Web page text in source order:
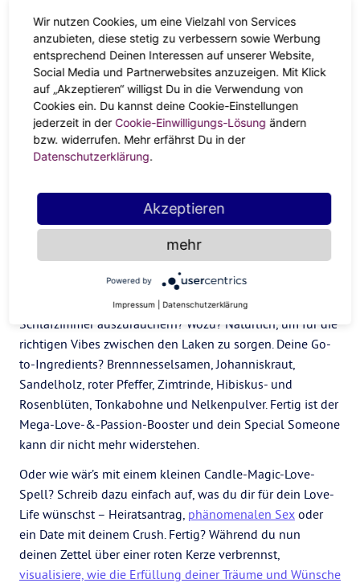
erschaffen.
Magischer Travel-Guide
Spring-Break verpasst? No Problemo! Schnapp dir deine
BFFoder ein paar andere Lieblingsmenschen und ab
geht’s auf ein Walpurgis-Getaway. Nach New Orleans, um
im French Quarter und Bayou auf den Spuren des Voodoo
zu wandeln, auf dem Brocken im Hartz mit echten Hexen
dem Mercado de las Brujas abgefahrene Zutaten für dein
Spezial-Anti-Heartbreak-Elixir shoppen – Hauptsache
witchy, magic und geheimnisvoll!
Schon mal überlegt vor der nächsten Sexy-Time dein
Schlafzimmer auszuräuchern? Wozu? Natürlich, um für die
richtigen Vibes zwischen den Laken zu sorgen. Deine Go-
to-Ingredients? Brennnesselsamen, Johanniskraut,
Sandelholz, roter Pfeffer, Zimtrinde, Hibiskus- und
Rosenblüten, Tonkabohne und Nelkenpulver. Fertig ist der
Mega-Love-&-Passion-Booster und dein Special Someone
kann dir nicht mehr widerstehen.
Oder wie wär’s mit einem kleinen Candle-Magic-Love-
Spell? Schreib dazu einfach auf, was du dir für dein Love-
Life wünschst – Heiratsantrag, phänomenalen Sex oder
ein Date mit deinem Crush. Fertig? Während du nun
deinen Zettel über einer roten Kerze verbrennst,
visualisiere, wie die Erfüllung deiner Träume und Wünsche
Wir nutzen Cookies, um eine Vielzahl von Services
anzubieten, diese stetig zu verbessern sowie Werbung
entsprechend Deinen Interessen auf unserer Website,
Social Media und Partnerwebsites anzuzeigen. Mit Klick
auf „Akzeptieren“ willigst Du in die Verwendung von
Cookies ein. Du kannst deine Cookie-Einstellungen
jederzeit in der Cookie-Einwilligungs-Lösung ändern
bzw. widerrufen. Mehr erfährst Du in der
Datenschutzerklärung.
Akzeptieren
mehr
Powered by
Impressum Datenschutzerklärung